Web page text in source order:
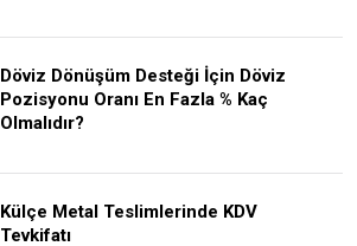
Döviz Dönüşüm Desteği İçin Döviz
Pozisyonu Oranı En Fazla % Kaç
Olmalıdır?
Külçe Metal Teslimlerinde KDV
Tevkifatı